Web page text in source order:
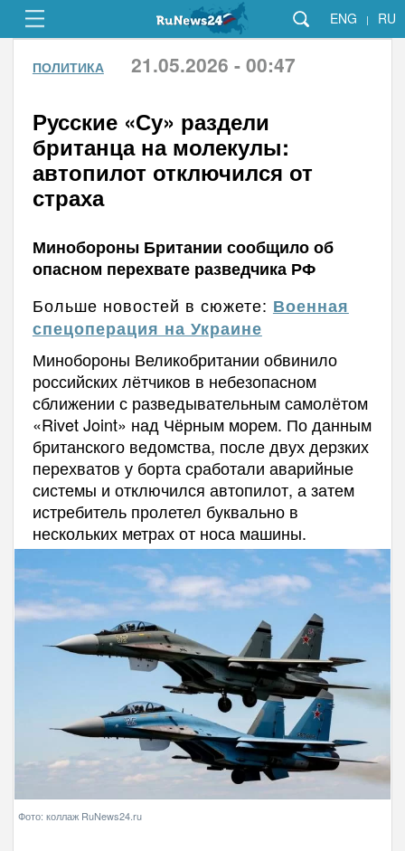
ENG | RU
ПОЛИТИКА 21.05.2026 - 00:47
Русские «Су» раздели
британца на молекулы:
автопилот отключился от
страха
Минобороны Британии сообщило об
опасном перехвате разведчика РФ
Больше новостей в сюжете: Военная
спецоперация на Украине
Минобороны Великобритании обвинило
российских лётчиков в небезопасном
сближении с разведывательным самолётом
«Rivet Joint» над Чёрным морем. По данным
британского ведомства, после двух дерзких
перехватов у борта сработали аварийные
системы и отключился автопилот, а затем
истребитель пролетел буквально в
нескольких метрах от носа машины.
Фото: коллаж RuNews24.ru